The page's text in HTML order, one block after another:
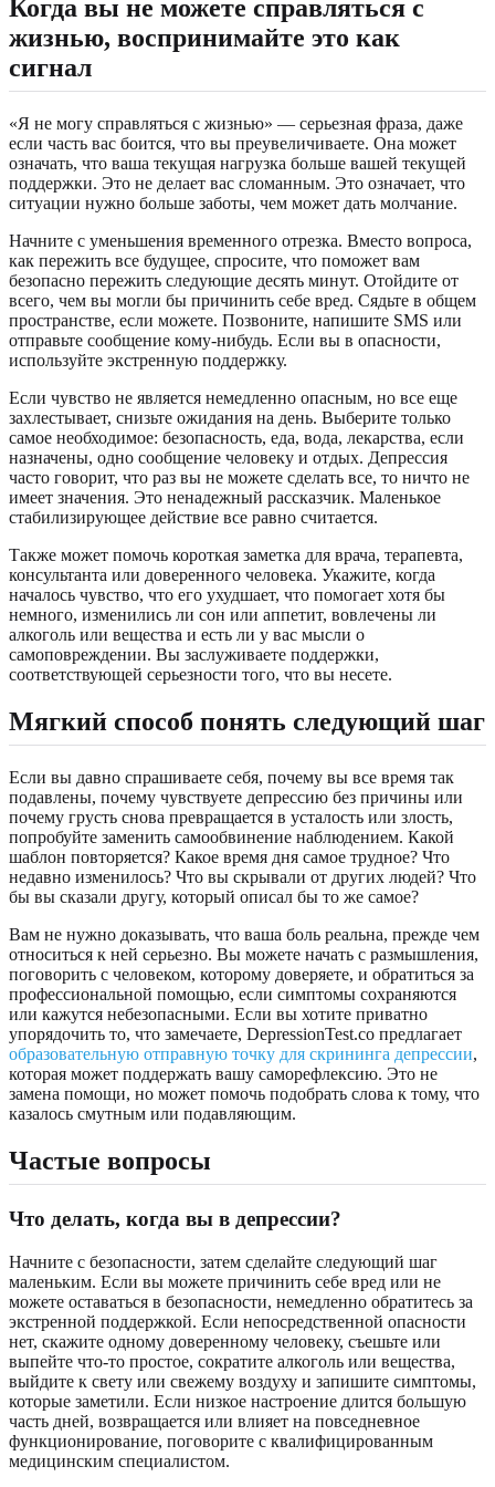
Когда вы не можете справляться с
жизнью, воспринимайте это как
сигнал
«Я не могу справляться с жизнью» — серьезная фраза, даже
если часть вас боится, что вы преувеличиваете. Она может
означать, что ваша текущая нагрузка больше вашей текущей
поддержки. Это не делает вас сломанным. Это означает, что
ситуации нужно больше заботы, чем может дать молчание.
Начните с уменьшения временного отрезка. Вместо вопроса,
как пережить все будущее, спросите, что поможет вам
безопасно пережить следующие десять минут. Отойдите от
всего, чем вы могли бы причинить себе вред. Сядьте в общем
пространстве, если можете. Позвоните, напишите SMS или
отправьте сообщение кому-нибудь. Если вы в опасности,
используйте экстренную поддержку.
Если чувство не является немедленно опасным, но все еще
захлестывает, снизьте ожидания на день. Выберите только
самое необходимое: безопасность, еда, вода, лекарства, если
назначены, одно сообщение человеку и отдых. Депрессия
часто говорит, что раз вы не можете сделать все, то ничто не
имеет значения. Это ненадежный рассказчик. Маленькое
стабилизирующее действие все равно считается.
Также может помочь короткая заметка для врача, терапевта,
консультанта или доверенного человека. Укажите, когда
началось чувство, что его ухудшает, что помогает хотя бы
немного, изменились ли сон или аппетит, вовлечены ли
алкоголь или вещества и есть ли у вас мысли о
самоповреждении. Вы заслуживаете поддержки,
соответствующей серьезности того, что вы несете.
Мягкий способ понять следующий шаг
Если вы давно спрашиваете себя, почему вы все время так
подавлены, почему чувствуете депрессию без причины или
почему грусть снова превращается в усталость или злость,
попробуйте заменить самообвинение наблюдением. Какой
шаблон повторяется? Какое время дня самое трудное? Что
недавно изменилось? Что вы скрывали от других людей? Что
бы вы сказали другу, который описал бы то же самое?
Вам не нужно доказывать, что ваша боль реальна, прежде чем
относиться к ней серьезно. Вы можете начать с размышления,
поговорить с человеком, которому доверяете, и обратиться за
профессиональной помощью, если симптомы сохраняются
или кажутся небезопасными. Если вы хотите приватно
упорядочить то, что замечаете, DepressionTest.co предлагает
образовательную отправную точку для скрининга депрессии,
которая может поддержать вашу саморефлексию. Это не
замена помощи, но может помочь подобрать слова к тому, что
казалось смутным или подавляющим.
Частые вопросы
Что делать, когда вы в депрессии?
Начните с безопасности, затем сделайте следующий шаг
маленьким. Если вы можете причинить себе вред или не
можете оставаться в безопасности, немедленно обратитесь за
экстренной поддержкой. Если непосредственной опасности
нет, скажите одному доверенному человеку, съешьте или
выпейте что-то простое, сократите алкоголь или вещества,
выйдите к свету или свежему воздуху и запишите симптомы,
которые заметили. Если низкое настроение длится большую
часть дней, возвращается или влияет на повседневное
функционирование, поговорите с квалифицированным
медицинским специалистом.